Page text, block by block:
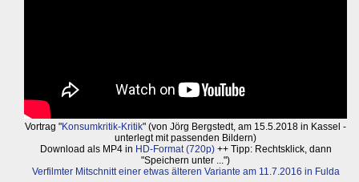
Vortrag "Konsumkritik-Kritik" (von Jörg Bergstedt, am 15.5.2018 in Kassel -
unterlegt mit passenden Bildern)
Download als MP4 in HD-Format (720p)++ Tipp: Rechtsklick, dann
"Speichern unter ...")
Verfilmter Mitschnitt einer etwas älteren Variante am 11.7.2016 in Fulda